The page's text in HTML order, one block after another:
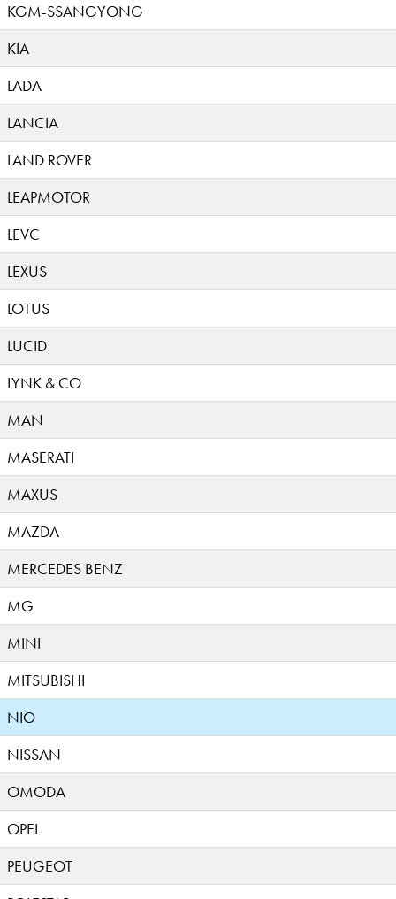
KGM-SSANGYONG
KIA
LADA
LANCIA
LAND ROVER
LEAPMOTOR
LEVC
LEXUS
LOTUS
LUCID
LYNK & CO
MAN
MASERATI
MAXUS
MAZDA
MERCEDES BENZ
MG
MINI
MITSUBISHI
NIO
NISSAN
OMODA
OPEL
PEUGEOT